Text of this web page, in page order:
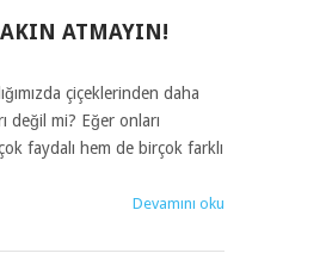
ATMAYIN!
çiçeklerinden daha
değil mi? Eğer onları
faydalı hem de birçok farklı
Devamını oku